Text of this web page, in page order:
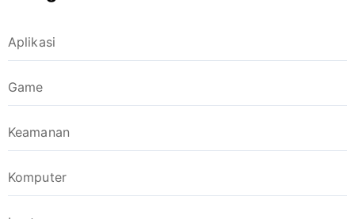
Aplikasi
Game
Keamanan
Komputer